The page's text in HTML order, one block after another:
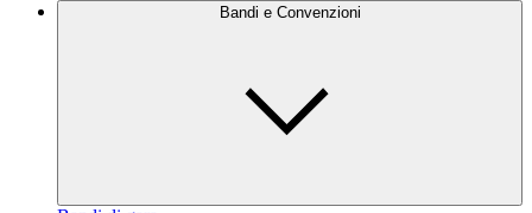
Bandi e Convenzioni